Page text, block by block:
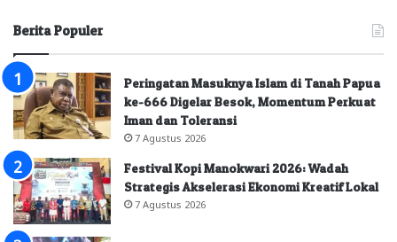
Berita Populer
Peringatan Masuknya Islam di Tanah Papua
ke-666 Digelar Besok, Momentum Perkuat
Iman dan Toleransi
7 Agustus 2026
Festival Kopi Manokwari 2026: Wadah
Strategis Akselerasi Ekonomi Kreatif Lokal
7 Agustus 2026